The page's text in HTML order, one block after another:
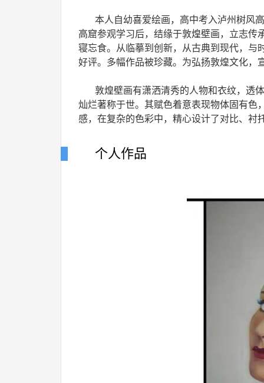
本人自幼喜爱绘画，高中考入泸州树风高
高窟参观学习后，结缘于敦煌壁画，立志传
寝忘食。从临摹到创新，从古典到现代，与
好评。多幅作品被珍藏。为弘扬敦煌文化，
敦煌壁画有潇洒清秀的人物和衣纹，透体
灿烂著称于世。其赋色着意表现物体固有色
感，在复杂的色彩中，精心设计了对比、衬
个人作品